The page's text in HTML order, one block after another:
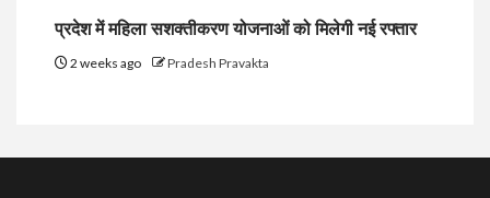
प्रदेश में महिला सशक्तीकरण योजनाओं को मिलेगी नई रफ्तार
2 weeks ago Pradesh Pravakta